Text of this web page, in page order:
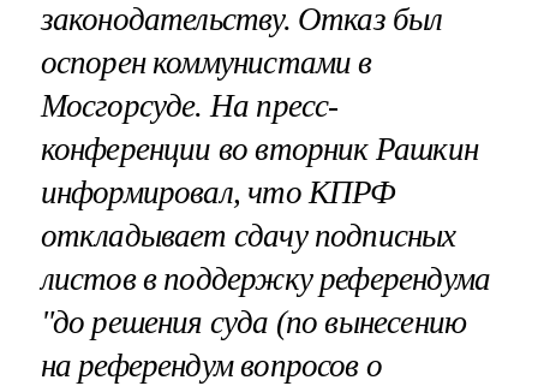
законодательству. Отказ был
оспорен коммунистами в
Мосгорсуде. На пресс-
конференции во вторник Рашкин
информировал, что КПРФ
откладывает сдачу подписных
листов в поддержку референдума
"до решения суда (по вынесению
на референдум вопросов о